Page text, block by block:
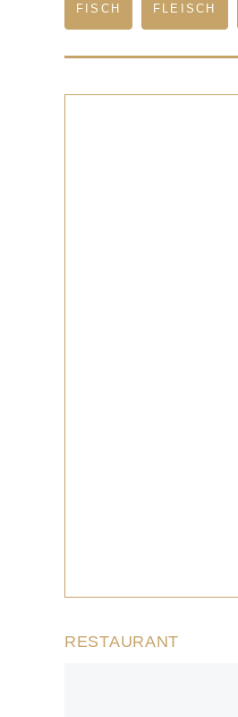
FISCH FLEISCH
RESTAURANT